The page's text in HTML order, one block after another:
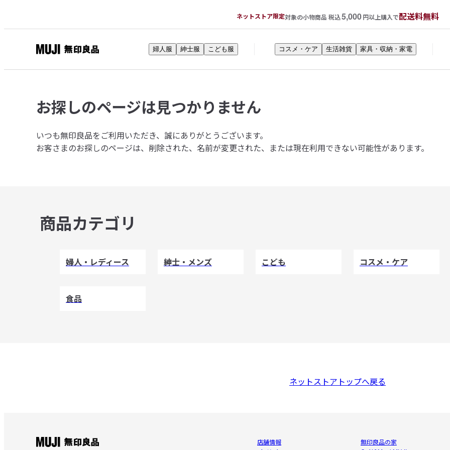
ネットストア限定対象の小物商品 税込5,000円以上購入で配送料無料
印
品
ネ
ト
ス
婦人服 紳士服 こども服 コスメ・ケア 生活雑貨 家具・収納・家電
お探しのページは見つかりません
いつも無印良品をご利用いただき、誠にありがとうございます。
お客さまのお探しのページは、削除された、名前が変更された、または現在利用できない可能性があります。
商品カテゴリ
婦人・レディース 紳士・メンズ こども コスメ・ケア
食品
ネットストアトップへ戻る
店舗情報
無印良品の家